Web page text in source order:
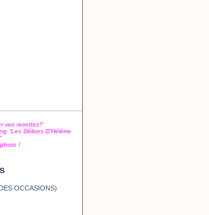
vos recettes?
"Les Délices D'Hélène
!
OCCASIONS)